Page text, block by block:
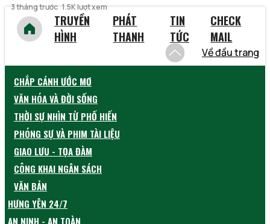
3 tháng trước 1.5K lượt xem
TRUYỀN
HÌNH
PHÁT
THANH
TIN
TỨC
CHECK
MAIL
Về đầu trang
CHẮP CÁNH ƯỚC MƠ
VĂN HÓA VÀ ĐỜI SỐNG
THỜI SỰ NHÌN TỪ PHỐ HIẾN
PHÓNG SỰ VÀ PHIM TÀI LIỆU
GIAO LƯU - TỌA ĐÀM
CÔNG KHAI NGÂN SÁCH
VĂN BẢN
HƯNG YÊN 24/7
AN NINH - AN TOÀN